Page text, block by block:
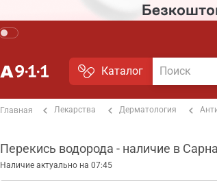
Каталог
Главная Лекарства Дерматология
Перекись водорода - наличие в
Наличие актуально на 07:45